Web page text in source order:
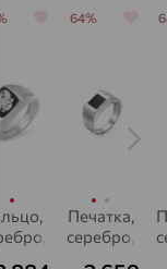
64%
Печатка,
серебро,